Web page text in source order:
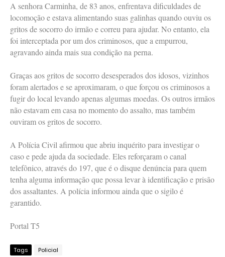
A senhora Carminha, de 83 anos, enfrentava dificuldades de
locomoção e estava alimentando suas galinhas quando ouviu os
gritos de socorro do irmão e correu para ajudar. No entanto, ela
foi interceptada por um dos criminosos, que a empurrou,
agravando ainda mais sua condição na perna.
Graças aos gritos de socorro desesperados dos idosos, vizinhos
foram alertados e se aproximaram, o que forçou os criminosos a
fugir do local levando apenas algumas moedas. Os outros irmãos
não estavam em casa no momento do assalto, mas também
ouviram os gritos de socorro.
A Polícia Civil afirmou que abriu inquérito para investigar o
caso e pede ajuda da sociedade. Eles reforçaram o canal
telefônico, através do 197, que é o disque denúncia para quem
tenha alguma informação que possa levar à identificação e prisão
dos assaltantes. A polícia informou ainda que o sigilo é
garantido.
Portal T5
Tags Policial